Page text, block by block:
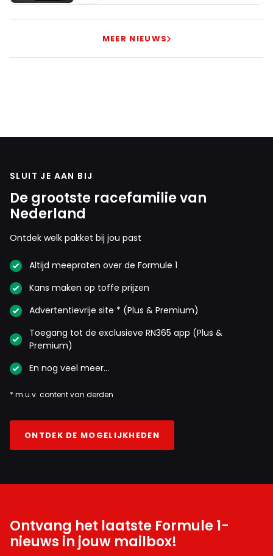
MEER NIEUWS
SLUIT JE AAN BIJ
De grootste racefamilie van
Nederland
Ontdek welk pakket bij jou past
Altijd meepraten over de Formule 1
Kans maken op toffe prijzen
Advertentievrije site * (Plus & Premium)
Toegang tot de exclusieve RN365 app (Plus &
Premium)
En nog veel meer…
* m.u.v. content van derden
ONTDEK DE MOGELIJKHEDEN
Ontvang het laatste Formule 1-
nieuws in jouw mailbox!